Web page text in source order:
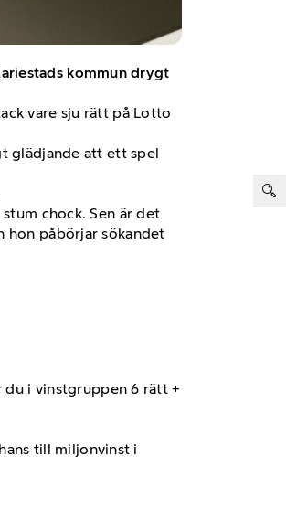
kommun drygt
vare sju rätt på Lotto
glädjande att ett spel
chock. Sen är det
hon påbörjar sökandet
du i vinstgruppen 6 rätt +
till miljonvinst i